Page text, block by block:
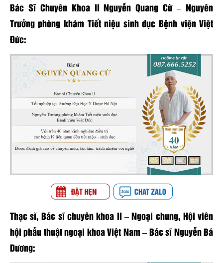
Bác Sĩ Chuyên Khoa II Nguyễn Quang Cừ – Nguyên
Trưởng phòng khám Tiết niệu sinh dục Bệnh viện Việt
Đức:
Thạc sĩ, Bác sĩ chuyên khoa II – Ngoại chung, Hội viên
hội phẫu thuật ngoại khoa Việt Nam – Bác sĩ Nguyễn Bá
Dương: